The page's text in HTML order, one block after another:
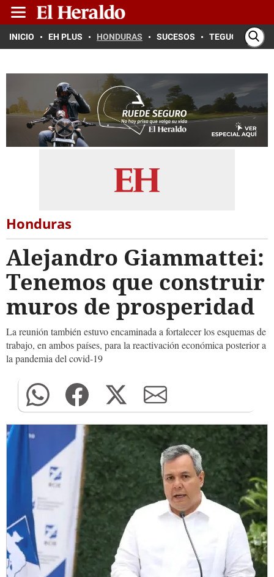
INICIO EH PLUS HONDURAS SUCESOS TEGUCIGALPA
Honduras
Alejandro Giammattei:
Tenemos que construir
muros de prosperidad
La reunión también estuvo encaminada a fortalecer los esquemas de
trabajo, en ambos países, para la reactivación económica posterior a
la pandemia del covid-19